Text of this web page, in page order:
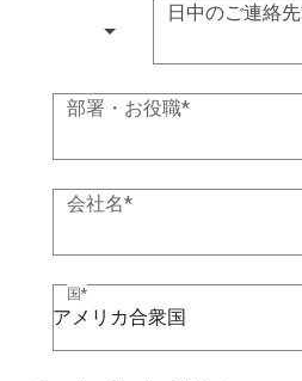
日中のご連絡先
部署・お役職
会社名
国
アメリカ合衆国